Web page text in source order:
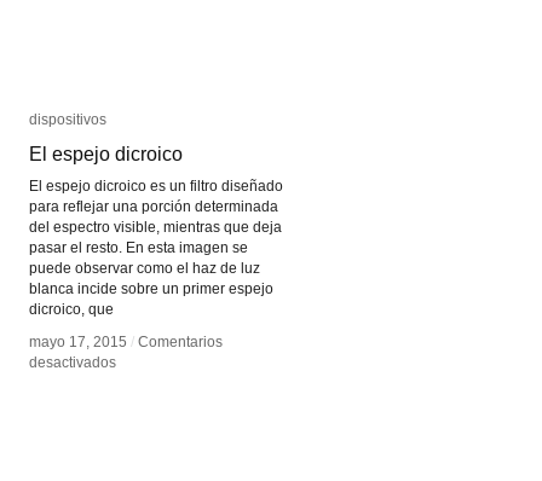
dispositivos
El espejo dicroico
El espejo dicroico es un filtro diseñado
para reflejar una porción determinada
del espectro visible, mientras que deja
pasar el resto. En esta imagen se
puede observar como el haz de luz
blanca incide sobre un primer espejo
dicroico, que
mayo 17, 2015 / Comentarios
desactivadosen
dispositivos
El espejo dicroico
mayo 17, 2015 / Comentarios
desactivadosen